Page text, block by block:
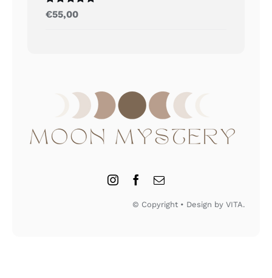
Gewaardeerd
uit 5
€55,00
© Copyright • Design by VITA.